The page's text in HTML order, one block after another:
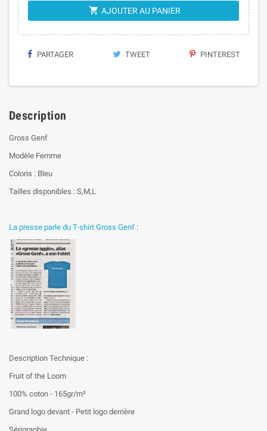
 AJOUTER AU PANIER
PARTAGER TWEET PINTEREST
Description
Gross Genf
Modèle Femme
Coloris : Bleu
Tailles disponibles : S,M,L
La presse parle du T-shirt Gross Genf :
Description Technique :
Fruit of the Loom
100% coton - 165gr/m²
Grand logo devant - Petit logo derrière